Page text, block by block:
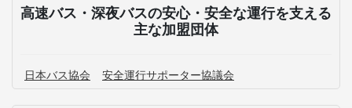
高速バス・深夜バスの安心・安全な運行を支える
主な加盟団体
日本バス協会 安全運行サポーター協議会